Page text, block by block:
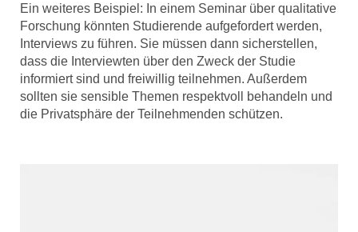
Ein weiteres Beispiel: In einem Seminar über qualitative
Forschung könnten Studierende aufgefordert werden,
Interviews zu führen. Sie müssen dann sicherstellen,
dass die Interviewten über den Zweck der Studie
informiert sind und freiwillig teilnehmen. Außerdem
sollten sie sensible Themen respektvoll behandeln und
die Privatsphäre der Teilnehmenden schützen.